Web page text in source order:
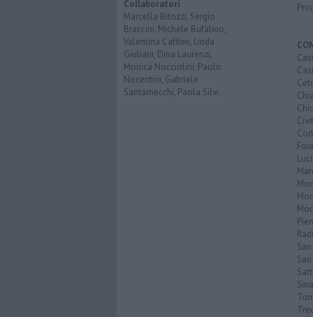
Collaboratori
Marcella Bitozzi, Sergio
Braccini, Michele Bufalino,
Valentina Caffieri, Linda
Giuliani, Dina Laurenzi,
Monica Nocciolini, Paolo
Nocentini, Gabriele
Santarnecchi, Paola Silvi.